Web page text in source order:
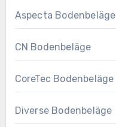
Aspecta Bodenbeläge
CN Bodenbeläge
CoreTec Bodenbeläge
Diverse Bodenbeläge